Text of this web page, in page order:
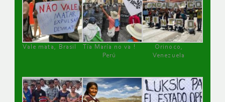
Vale mata, Brasil
Tía María no va !
Perú
Orinoco,
Venezuela